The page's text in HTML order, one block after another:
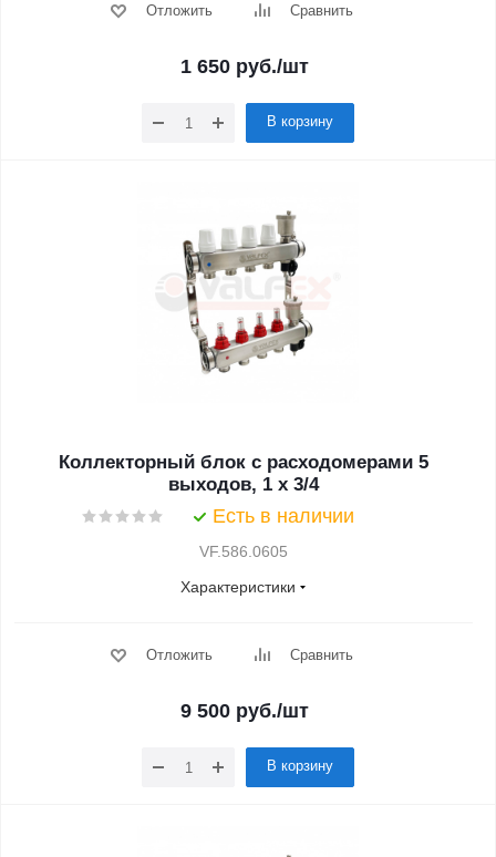
Отложить Сравнить
1 650руб./шт
В корзину
Коллекторный блок с расходомерами 5
выходов, 1 x 3/4
Есть в наличии
VF.586.0605
Характеристики
Отложить Сравнить
9 500руб./шт
В корзину